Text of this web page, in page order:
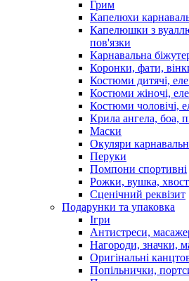
Грим
Капелюхи
Капелюшки з
пов'язки
Карнавальна
Коронки, фати,
Костюми дитячі,
Костюми жіночі,
Костюми чоловічі,
Крила ангела, боа,
Маски
Окуляри
Перуки
Помпони спортивні
Рожки, вушка,
Сценічний реквізит
Подарунки та упаковка
Ігри
Антистреси,
Нагороди, значки,
Оригінальні
Попільнички,